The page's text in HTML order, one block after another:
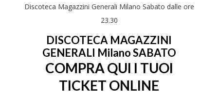
Discoteca Magazzini Generali Milano Sabato dalle ore
23.30
DISCOTECA MAGAZZINI
GENERALI Milano SABATO
COMPRA QUI I TUOI
TICKET ONLINE